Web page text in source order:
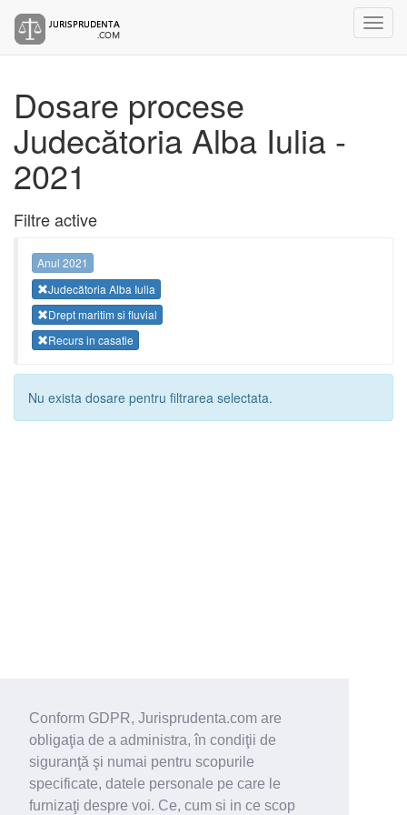
Conform GDPR, Jurisprudenta.com are
obligaţia de a administra, în condiţii de
siguranţă şi numai pentru scopurile
specificate, datele personale pe care le
furnizaţi despre voi. Ce, cum si in ce scop
Dosare procese
Judecătoria Alba Iulia -
2021
Filtre active
Anul 2021
Judecătoria Alba Iulia
Drept maritim si fluvial
Recurs in casatie
Nu exista dosare pentru filtrarea selectata.